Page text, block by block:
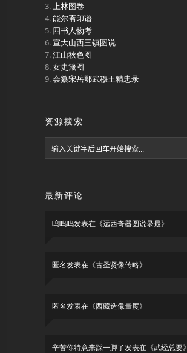
上林图卷
能尔斋印谱
四书人物考
宣大山西三镇图说
江山秋色图
女史箴图
会纂宋岳鄂武穆王精忠录
资源搜索
最新评论
呜呜呜发表在《远西奇器图说录最》
匿名发表在《古圣贤像传略》
匿名发表在《西藏造像量度》
辛苦你特意来踩一脚了发表在《武经总要》